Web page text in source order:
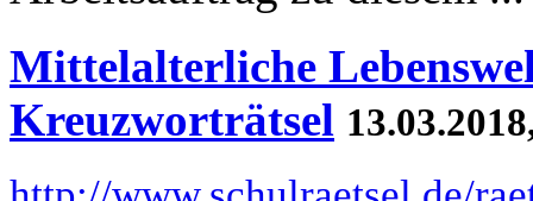
Mittelalterliche
Kreuzworträtsel